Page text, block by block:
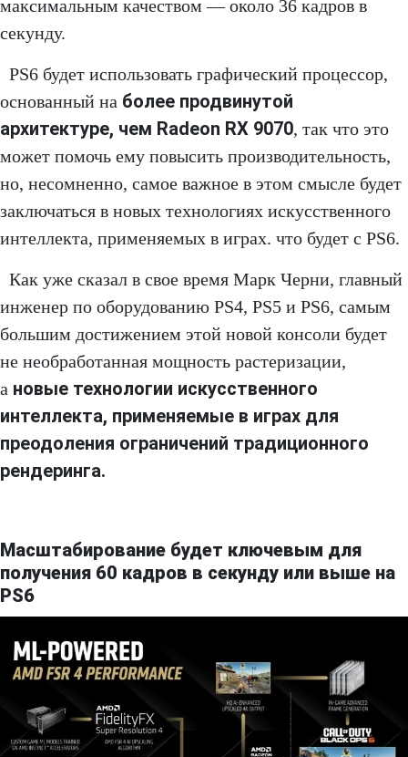
максимальным качеством — около 36 кадров в
секунду.
PS6 будет использовать графический процессор,
основанный на более продвинутой
архитектуре, чем Radeon RX 9070, так что это
может помочь ему повысить производительность,
но, несомненно, самое важное в этом смысле будет
заключаться в новых технологиях искусственного
интеллекта, применяемых в играх. что будет с PS6.
Как уже сказал в свое время Марк Черни, главный
инженер по оборудованию PS4, PS5 и PS6, самым
большим достижением этой новой консоли будет
не необработанная мощность растеризации,
а новые технологии искусственного
интеллекта, применяемые в играх для
преодоления ограничений традиционного
рендеринга.
Масштабирование будет ключевым для
получения 60 кадров в секунду или выше на
PS6